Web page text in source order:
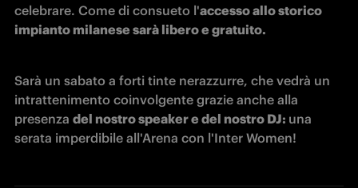
celebrare. Come di consueto l'accesso allo storico
impianto milanese sarà libero e gratuito.
Sarà un sabato a forti tinte nerazzurre, che vedrà un
intrattenimento coinvolgente grazie anche alla
presenza del nostro speaker e del nostro DJ: una
serata imperdibile all'Arena con l'Inter Women!